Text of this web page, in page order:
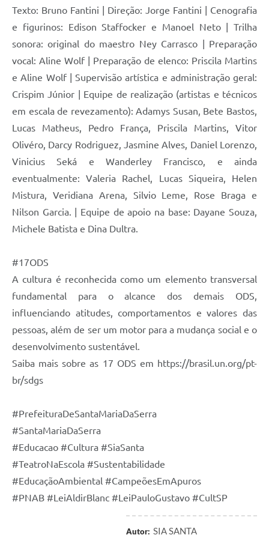
Texto: Bruno Fantini | Direção: Jorge Fantini | Cenografia
e figurinos: Edison Staffocker e Manoel Neto | Trilha
sonora: original do maestro Ney Carrasco | Preparação
vocal: Aline Wolf | Preparação de elenco: Priscila Martins
e Aline Wolf | Supervisão artística e administração geral:
Crispim Júnior | Equipe de realização (artistas e técnicos
em escala de revezamento): Adamys Susan, Bete Bastos,
Lucas Matheus, Pedro França, Priscila Martins, Vitor
Olivéro, Darcy Rodriguez, Jasmine Alves, Daniel Lorenzo,
Vinicius Seká e Wanderley Francisco, e ainda
eventualmente: Valeria Rachel, Lucas Siqueira, Helen
Mistura, Veridiana Arena, Silvio Leme, Rose Braga e
Nilson Garcia. | Equipe de apoio na base: Dayane Souza,
Michele Batista e Dina Dultra.
#17ODS
A cultura é reconhecida como um elemento transversal
fundamental para o alcance dos demais ODS,
influenciando atitudes, comportamentos e valores das
pessoas, além de ser um motor para a mudança social e o
desenvolvimento sustentável.
Saiba mais sobre as 17 ODS em https://brasil.un.org/pt-
br/sdgs
#PrefeituraDeSantaMariaDaSerra
#SantaMariaDaSerra
#Educacao #Cultura #SiaSanta
#TeatroNaEscola #Sustentabilidade
#EducaçãoAmbiental #CampeõesEmApuros
#PNAB #LeiAldirBlanc #LeiPauloGustavo #CultSP
Autor: SIA SANTA